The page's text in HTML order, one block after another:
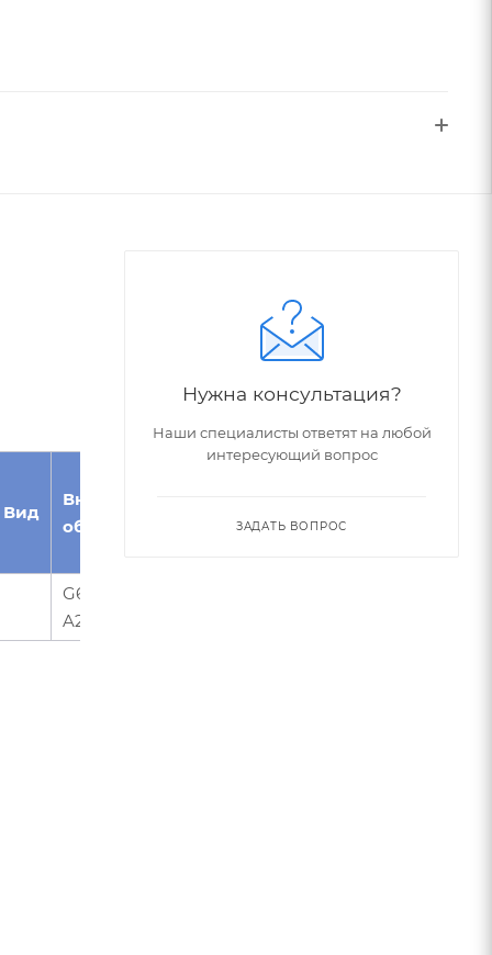
Вид
Внутреннее
обозначение
винтовой
Возможное
G6-4FR0.5-
A24-0800-L
Нужна консультация?
Наши специалисты ответят на любой
интересующий вопрос
ЗАДАТЬ ВОПРОС